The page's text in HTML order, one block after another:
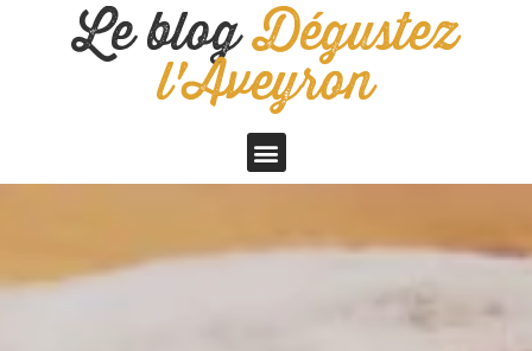
Le blogDégustez
l'Aveyron